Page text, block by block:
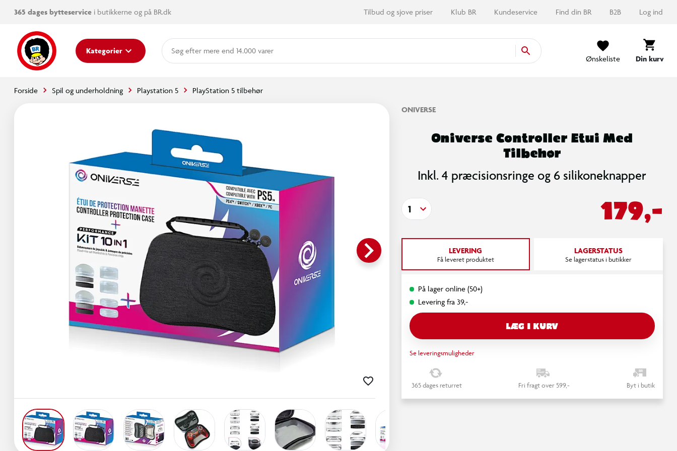
365 dages bytteservice i butikkerne og på BR.dk Tilbud og sjove priser Klub BR Kundeservice Find din BR B2B Log ind
Kategorier
mere end 14.000 varer
Ønskeliste
Din kurv
Forside Spil og underholdning Playstation 5 PlayStation 5 tilbehør
keyboard_arrow_right
ONIVERSE
Oniverse Controller Etui Med
Tilbehør
Inkl. 4 præcisionsringe og 6 silikoneknapper
179,-
1
LEVERING
Få leveret produktet
LAGERSTATUS
Se lagerstatus i butikker
På lager online (50+)
Levering fra 39,-
LÆG I KURV
Se leveringsmuligheder
365 dages returret Fri fragt over 599,- Byt i butik